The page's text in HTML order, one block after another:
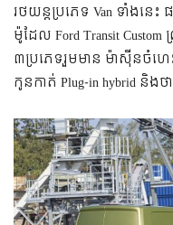
រថយន្តប្រភេទ Van ទាំងនេ
ម៉ូដែល Ford Transit
៣ប្រភេទរួមមាន ម៉ាស៊ីនចំហ
កូនកាត់ Plug-in hybrid និង